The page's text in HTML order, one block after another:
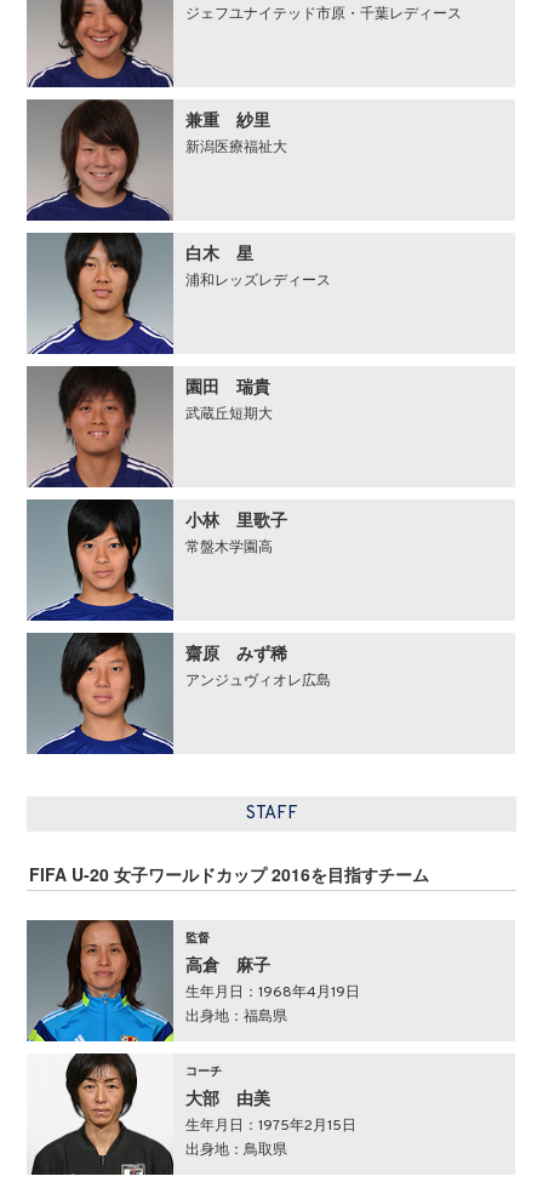
ジェフユナイテッド市原・千葉レディース
兼重 紗里
新潟医療福祉大
白木 星
浦和レッズレディース
園田 瑞貴
武蔵丘短期大
小林 里歌子
常盤木学園高
齋原 みず稀
アンジュヴィオレ広島
STAFF
FIFA U-20 女子ワールドカップ 2016を目指すチーム
監督
高倉 麻子
生年月日：1968年4月19日
出身地：福島県
コーチ
大部 由美
生年月日：1975年2月15日
出身地：鳥取県